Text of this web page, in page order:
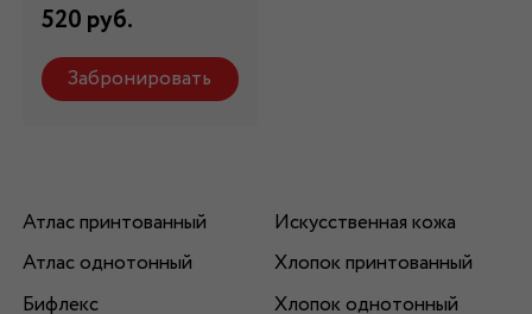
520 руб.
Забронировать
Атлас принтованный
Атлас однотонный
Бифлекс
Искусственная кожа
Хлопок принтованный
Хлопок однотонный